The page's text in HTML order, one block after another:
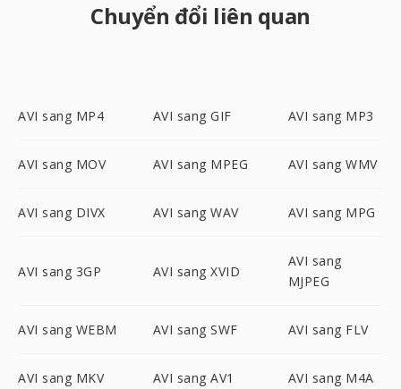
Chuyển đổi liên quan
AVI sang MP4 AVI sang GIF AVI sang MP3
AVI sang MOV AVI sang MPEG AVI sang WMV
AVI sang DIVX AVI sang WAV AVI sang MPG
AVI sang 3GP AVI sang XVID
AVI sang
MJPEG
AVI sang WEBM AVI sang SWF AVI sang FLV
AVI sang MKV AVI sang AV1 AVI sang M4A